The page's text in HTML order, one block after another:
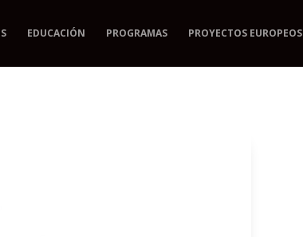
EDUCACIÓN PROGRAMAS PROYECTOS EUROPEOS